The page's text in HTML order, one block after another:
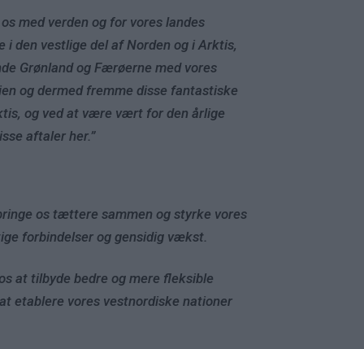
med verden og for vores landes
den vestlige del af Norden og i Arktis,
Grønland og Færøerne med vores
og dermed fremme disse fantastiske
og ved at være vært for den årlige
aftaler her.”
os tættere sammen og styrke vores
forbindelser og gensidig vækst.
at tilbyde bedre og mere fleksible
etablere vores vestnordiske nationer